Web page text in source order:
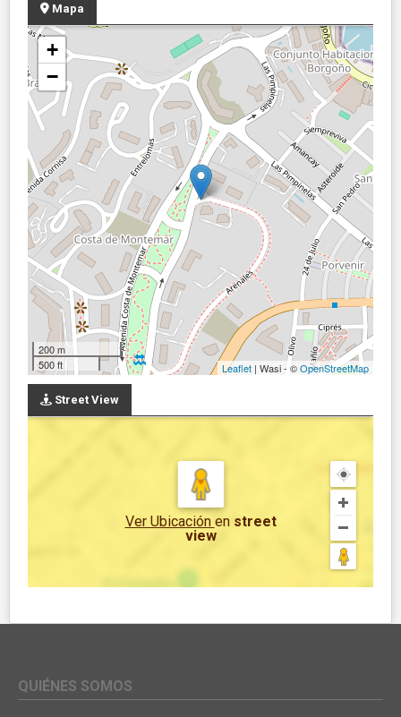
Mapa
+
−
200 m
500 ft
Leaflet | Wasi - ©OpenStreetMap
Street View
Ver Ubicación en street
view
QUIÉNES SOMOS